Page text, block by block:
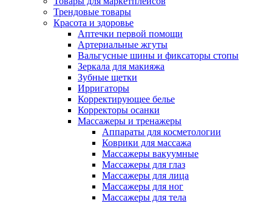
Трендовые товары
Красота и здоровье
Аптечки первой помощи
Артериальные жгуты
Вальгусные шины и фиксаторы стопы
Зеркала для макияжа
Зубные щетки
Ирригаторы
Корректирующее белье
Корректоры осанки
Массажеры и тренажеры
Аппараты для косметологии
Коврики для массажа
Массажеры вакуумные
Массажеры для глаз
Массажеры для лица
Массажеры для ног
Массажеры для тела